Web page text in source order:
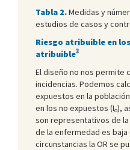
Tabla 2.Medidas y
estudios de casos y
Riesgo atribuible en
atribuible3
El diseño no nos permite
incidencias. Podemos
expuestos en la
en los no expuestos (Io),
son representativos de
de la enfermedad es baja
circunstancias la OR se